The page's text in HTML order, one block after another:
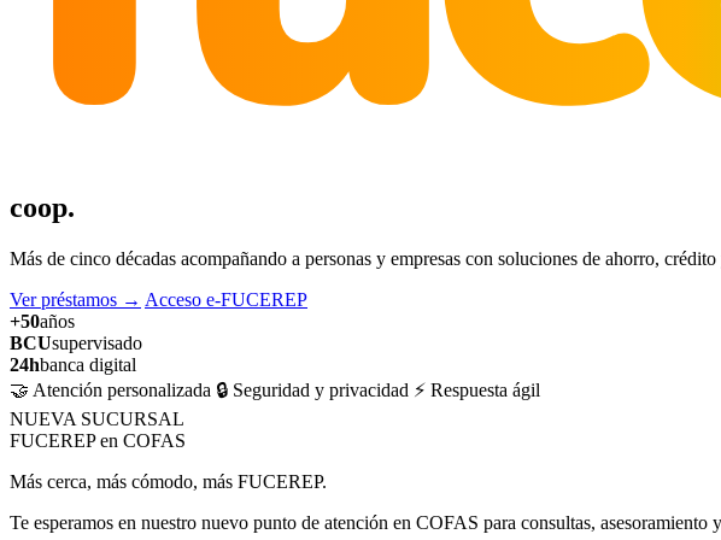
coop.
Más de cinco décadas acompañando a personas y empresas con soluciones de ahorro,
Ver préstamos → Acceso e-FUCEREP
+50años
BCUsupervisado
24hbanca digital
🤝 Atención personalizada 🔒 Seguridad y privacidad ⚡ Respuesta ágil
NUEVA SUCURSAL
FUCEREP en COFAS
Más cerca, más cómodo, más FUCEREP.
Te esperamos en nuestro nuevo punto de atención en COFAS para consultas, asesoramiento